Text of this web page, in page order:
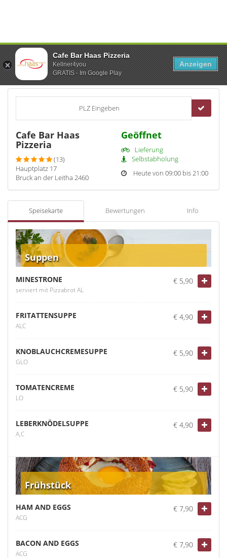
PLZ Eingeben
Cafe Bar Haas
Pizzeria
(13)
Hauptplatz 17
Bruck an der Leitha 2460
Geöffnet
Lieferung
Selbstabholung
Heute von 09:00 bis 21:00
Speisekarte Bewertungen Info
Suppen
MINESTRONE
serviert mit Pizzabrot AL
€ 5,90
FRITATTENSUPPE
ALC
€ 4,90
KNOBLAUCHCREMESUPPE
GLO
€ 5,90
TOMATENCREME
LO
€ 5,90
LEBERKNÖDELSUPPE
A,C
€ 4,90
Frühstück
HAM AND EGGS
ACG
€ 7,90
BACON AND EGGS
ACG
€ 7,90
Cafe Bar Haas Pizzeria
Kellner4you
GRATIS - Im Google Play
Anzeigen